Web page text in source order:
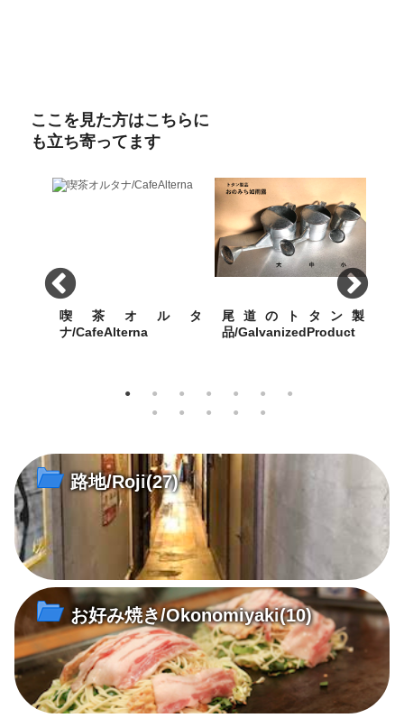
ここを見た方はこちらに
も立ち寄ってます
喫茶オルタ
ナ/CafeAlterna
八坂神社に通じる築島(明神)
尾道のトタン製
品/GalvanizedProduct
内海製作所(大正9年創業)が
タン・グッズ
路地/Roji(27)
お好み焼き/Okonomiyaki(10)